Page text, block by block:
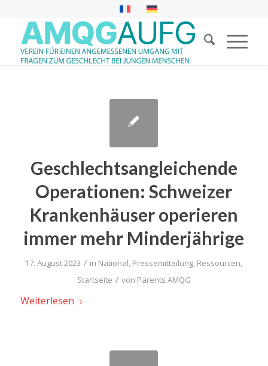
Geschlechtsangleichende
Operationen: Schweizer
Krankenhäuser operieren
immer mehr Minderjährige
17. August 2023 / in National, Pressemitteilung, Ressourcen,
Startseite / von Parents AMQG
Weiterlesen